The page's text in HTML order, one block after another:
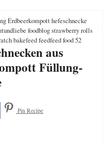
aus
Füllung-
Pin Recipe